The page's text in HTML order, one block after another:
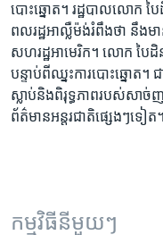
បោះឆ្នោត។ រដ្ឋបាលលោក ប
ពលរដ្ឋអាល្លឺម៉ង់រំពឹងថា នឹងមា
សហរដ្ឋអាមេរិក។ លោក បៃដិ
បន្ទាប់ពីឈ្នះការបោះឆ្នោត
ស្លាប់និងពិរុទ្ធភាពរបស់សាច់
ព័ត៌មានអន្តរជាតិផ្សេងៗទៀត
កម្មវិធី​នីមួយៗ